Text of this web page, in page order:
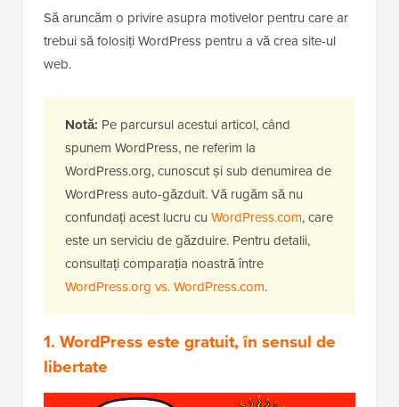
Să aruncăm o privire asupra motivelor pentru care ar
trebui să folosiți WordPress pentru a vă crea site-ul
web.
Notă: Pe parcursul acestui articol, când
spunem WordPress, ne referim la
WordPress.org, cunoscut și sub denumirea de
WordPress auto-găzduit. Vă rugăm să nu
confundați acest lucru cu WordPress.com, care
este un serviciu de găzduire. Pentru detalii,
consultați comparația noastră între
WordPress.org vs. WordPress.com.
1. WordPress este gratuit, în sensul de
libertate